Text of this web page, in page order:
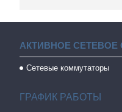
АКТИВНОЕ
Сетевые коммутаторы
ГРАФИК РАБОТЫ